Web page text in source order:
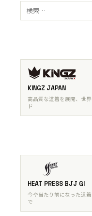
検
索:
KINGZ JAPAN
高品質な道着を展開、世
ド
HEAT PRESS BJJ GI
今や当たり前になった道
で